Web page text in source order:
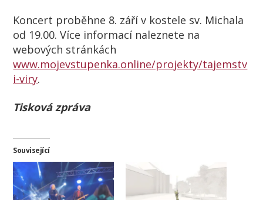
Koncert proběhne 8. září v kostele sv. Michala
od 19.00. Více informací naleznete na
webových stránkách
www.mojevstupenka.online/projekty/tajemstv
i-viry.
Tisková zpráva
Související